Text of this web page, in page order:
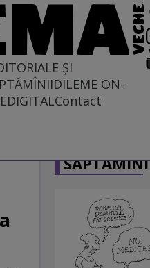
ȘI
DILEME ON-
DIGITALContact